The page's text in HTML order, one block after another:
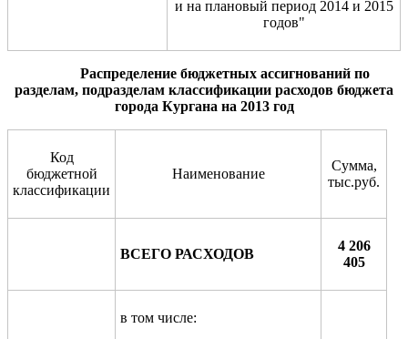
и на плановый период 2014 и 2015
годов"
Распределение бюджетных ассигнований по
разделам, подразделам классификации расходов бюджета
города Кургана на 2013 год
Код
бюджетной
классификации
Наименование
Сумма,
тыс.руб.
ВСЕГО РАСХОДОВ
4 206
405
в том числе: